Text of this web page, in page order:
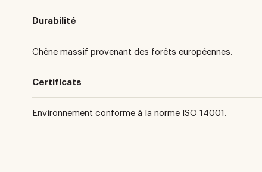
Durabilité
Chêne massif provenant des forêts européennes.
Certificats
Environnement conforme à la norme ISO 14001.